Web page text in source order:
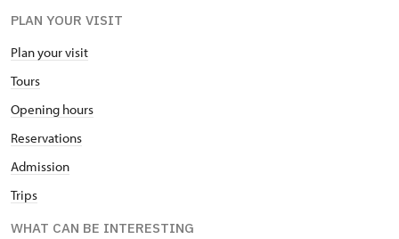
PLAN YOUR VISIT
Plan your visit
Tours
Opening hours
Reservations
Admission
Trips
WHAT CAN BE INTERESTING